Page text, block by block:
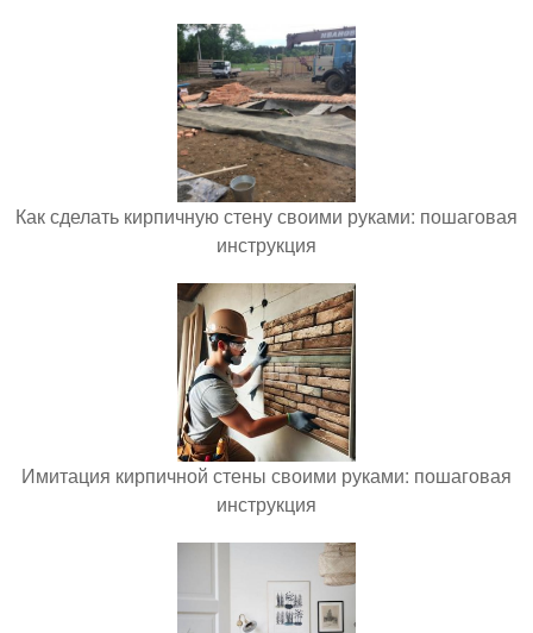
Как сделать кирпичную стену своими руками: пошаговая
инструкция
Имитация кирпичной стены своими руками: пошаговая
инструкция